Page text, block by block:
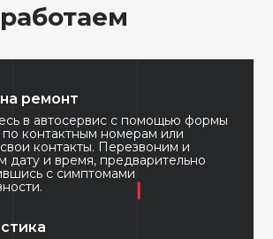
ремонт
в автосервис с помощью формы
по контактным номерам или
свои контакты. Перезвоним и
дату и время, предварительно
с симптомами